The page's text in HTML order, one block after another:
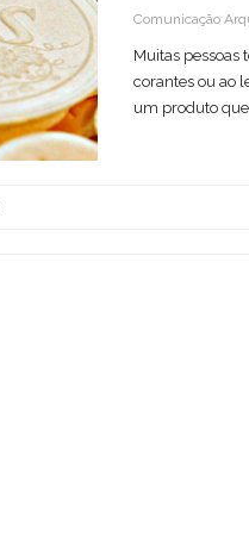
Comunicação
Muitas
corantes ou ao
um produto que